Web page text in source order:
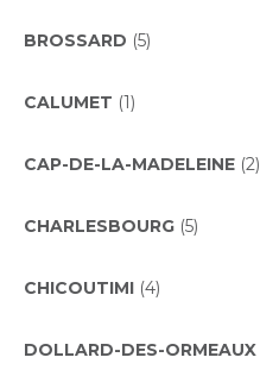
BROSSARD (5)
CALUMET (1)
CAP-DE-LA-MADELEINE (2)
CHARLESBOURG (5)
CHICOUTIMI (4)
DOLLARD-DES-ORMEAUX